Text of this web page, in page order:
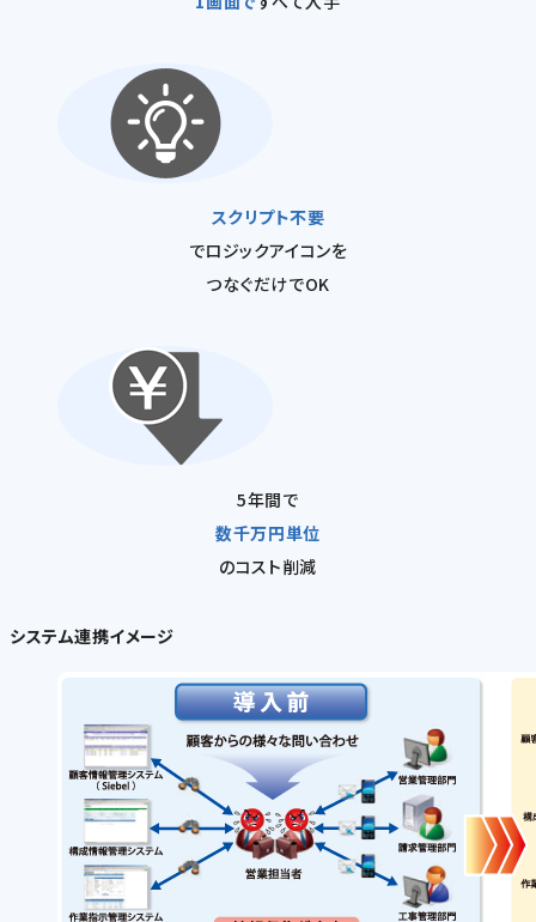
スクリプト不要
でロジックアイコンを
つなぐだけでOK
5年間で
数千万円単位
のコスト削減
システム連携イメージ